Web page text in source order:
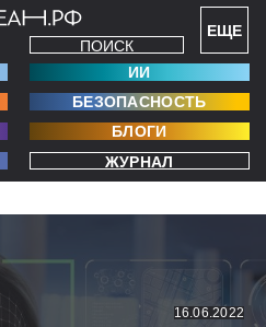
ЕЩЕ
ПОИСК
ИИ
БЕЗОПАСНОСТЬ
БЛОГИ
ЖУРНАЛ
16.06.2022